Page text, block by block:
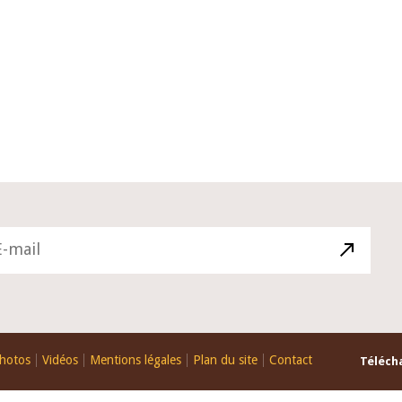
Politique Monétaire de la BCEAO
juin 2026, prononcée par son
Vidéos Mentions légales Plan du site Contact